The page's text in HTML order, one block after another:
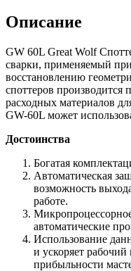
Описание
GW 60L Great Wolf
сварки, применяемый
восстановлению
споттеров производится
расходных материалов
GW-60L может
Достоинства
Богатая
Автоматическая
возможность
работе.
автоматические
Использование
и ускоряет рабочий
прибыльности